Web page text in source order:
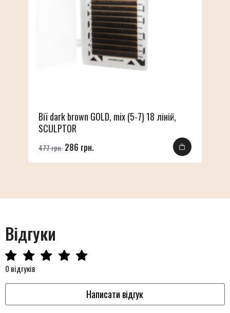
Вії dark brown GOLD, mix (5-7) 18 ліній,
SCULPTOR
477 грн. 286 грн.
Відгуки
0 відгуків
Написати відгук